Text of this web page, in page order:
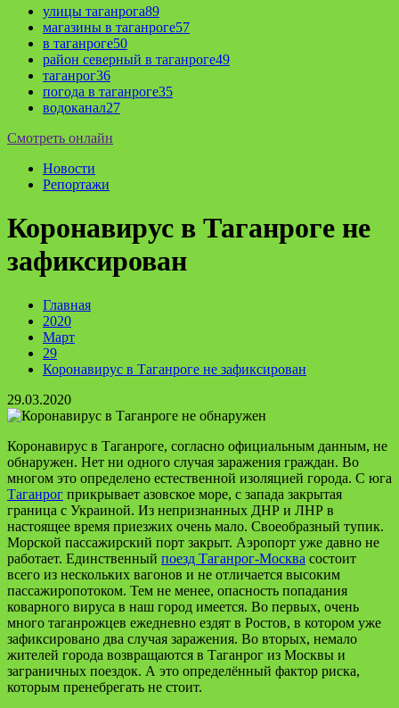
улицы таганрога89
магазины в таганроге57
в таганроге50
район северный в таганроге49
таганрог36
погода в таганроге35
водоканал27
Смотреть онлайн
Новости
Репортажи
Коронавирус в Таганроге не
зафиксирован
Главная
2020
Март
29
Коронавирус в Таганроге не зафиксирован
29.03.2020
Коронавирус в Таганроге, согласно официальным данным, не
обнаружен. Нет ни одного случая заражения граждан. Во
многом это определено естественной изоляцией города. С юга
Таганрог прикрывает азовское море, с запада закрытая
граница с Украиной. Из непризнанных ДНР и ЛНР в
настоящее время приезжих очень мало. Своеобразный тупик.
Морской пассажирский порт закрыт. Аэропорт уже давно не
работает. Единственный поезд Таганрог-Москва состоит
всего из нескольких вагонов и не отличается высоким
пассажиропотоком. Тем не менее, опасность попадания
коварного вируса в наш город имеется. Во первых, очень
много таганрожцев ежедневно ездят в Ростов, в котором уже
зафиксировано два случая заражения. Во вторых, немало
жителей города возвращаются в Таганрог из Москвы и
заграничных поездок. А это определённый фактор риска,
которым пренебрегать не стоит.